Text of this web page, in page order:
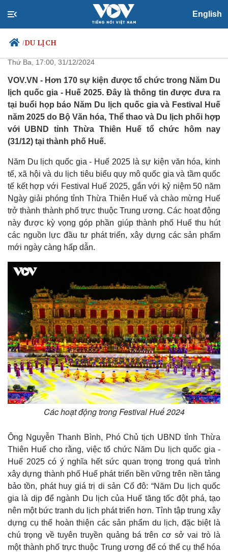
English
/DU LỊCH
Chính trị
Đảng
Tổ chức nhân sự
Quốc hội
Nhận diện sự thật
Xã hội
Tin 24h
Dự báo thời tiết
Giáo dục
Biển đảo
Thế giới
Quan sát
Cuộc sống đó đây
Hồ sơ
Multimedia
Video
Ảnh
E-Magazine
Infographic
Hơn 170 sự kiện diễn ra trong
Năm Du lịch quốc gia - Huế 2025
Thứ Ba, 17:00, 31/12/2024
VOV.VN - Hơn 170 sự kiện được tổ chức trong Năm Du
lịch quốc gia - Huế 2025. Đây là thông tin được đưa ra
tại buổi họp báo Năm Du lịch quốc gia và Festival Huế
năm 2025 do Bộ Văn hóa, Thể thao và Du lịch phối hợp
với UBND tỉnh Thừa Thiên Huế tổ chức hôm nay
(31/12) tại thành phố Huế.
Năm Du lịch quốc gia - Huế 2025 là sự kiện văn hóa, kinh
tế, xã hội và du lịch tiêu biểu quy mô quốc gia và tầm quốc
tế kết hợp với Festival Huế 2025, gắn với kỷ niệm 50 năm
Ngày giải phóng tỉnh Thừa Thiên Huế và chào mừng Huế
trở thành thành phố trực thuộc Trung ương. Các hoạt động
này được kỳ vọng góp phần giúp thành phố Huế thu hút
các nguồn lực đầu tư phát triển, xây dựng các sản phẩm
mới ngày càng hấp dẫn.
Các hoạt động trong Festival Huế 2024
Ông Nguyễn Thanh Bình, Phó Chủ tịch UBND tỉnh Thừa
Thiên Huế cho rằng, việc tổ chức Năm Du lịch quốc gia -
Huế 2025 có ý nghĩa hết sức quan trọng trong quá trình
xây dựng thành phố Huế phát triển bền vững trên nền tảng
bảo tồn, phát huy giá trị di sản Cố đô: “Năm Du lịch quốc
gia là dịp để ngành Du lịch của Huế tăng tốc đột phá, tạo
nên một bức tranh du lịch phát triển hơn. Tỉnh tập trung xây
dựng cụ thể hoàn thiện các sản phẩm du lịch, đặc biệt là
chú trọng về tuyên truyền quảng bá trên cơ sở vai trò là
một thành phố trực thuộc Trung ương để có thể cụ thể hóa